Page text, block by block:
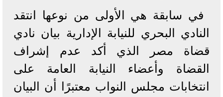
في سابقة هي الأولى من نوعها انتقد
النادي البحري للنيابة الإدارية بيان نادي
قضاة مصر الذي أكد عدم إشراف
القضاة وأعضاء النيابة العامة على
انتخابات مجلس النواب معتبرًا أن البيان